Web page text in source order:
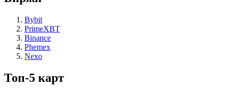
Bybit
PrimeXBT
Binance
Phemex
Nexo
Топ-5 карт